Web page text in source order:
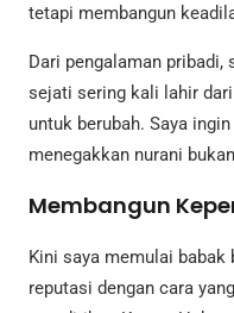
tetapi membangun
Dari pengalaman pribadi,
sejati sering kali lahir
untuk berubah. Saya
menegakkan nurani
Membangun
Kini saya memulai babak
reputasi dengan cara